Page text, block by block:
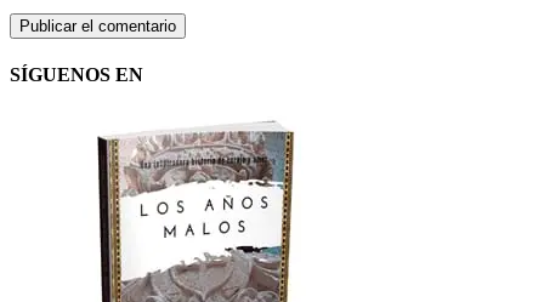
SÍGUENOS EN